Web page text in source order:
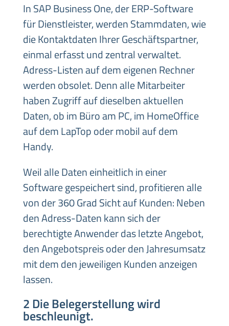
In SAP Business One, der ERP-Software
für Dienstleister, werden Stammdaten, wie
die Kontaktdaten Ihrer Geschäftspartner,
einmal erfasst und zentral verwaltet.
Adress-Listen auf dem eigenen Rechner
werden obsolet. Denn alle Mitarbeiter
haben Zugriff auf dieselben aktuellen
Daten, ob im Büro am PC, im HomeOffice
auf dem LapTop oder mobil auf dem
Handy.
Weil alle Daten einheitlich in einer
Software gespeichert sind, profitieren alle
von der 360 Grad Sicht auf Kunden: Neben
den Adress-Daten kann sich der
berechtigte Anwender das letzte Angebot,
den Angebotspreis oder den Jahresumsatz
mit dem den jeweiligen Kunden anzeigen
lassen.
2 Die Belegerstellung wird
beschleunigt.